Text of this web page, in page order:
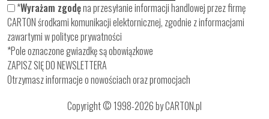
*Wyrażam zgodęna przesyłanie informacji handlowej przez firmę
CARTON środkami komunikacji elektornicznej, zgodnie z informacjami
zawartymi wpolityce prywatności
*Pole oznaczone gwiazdkę są obowiązkowe
ZAPISZ SIĘ DO NEWSLETTERA
Otrzymasz informacje o nowościach oraz promocjach
Copyright © 1998-2026 by CARTON.pl